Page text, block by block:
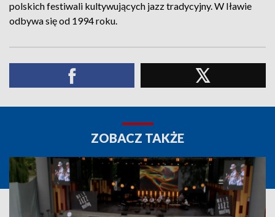
polskich festiwali kultywujących jazz tradycyjny. W Iławie
odbywa się od 1994 roku.
ZOBACZ TAKŻE